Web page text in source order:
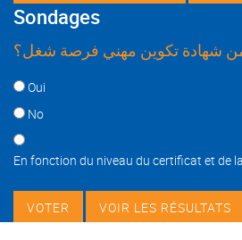
Sondages
شهادة تكوين مهني فرصة شغل؟
Choices
Oui
No
En fonction du niveau du certificat et de